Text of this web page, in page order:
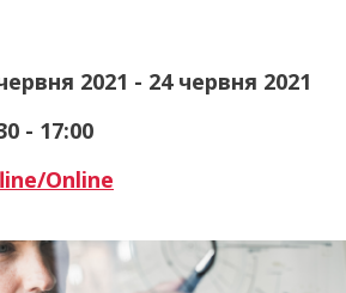
2021 - 24 червня 2021
- 17:00
Online